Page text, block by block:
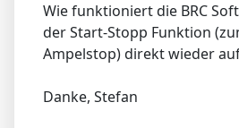
Wie funktioniert die BRC
der Start-Stopp Funktion
Ampelstop) direkt wieder
Danke, Stefan